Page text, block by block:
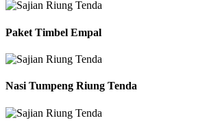
Paket Timbel Empal
Nasi Tumpeng Riung Tenda